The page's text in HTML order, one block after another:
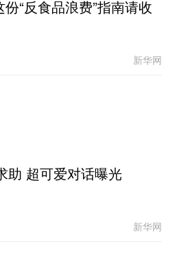
“反食品浪费”指南请收
新华网
助 超可爱对话曝光
新华网